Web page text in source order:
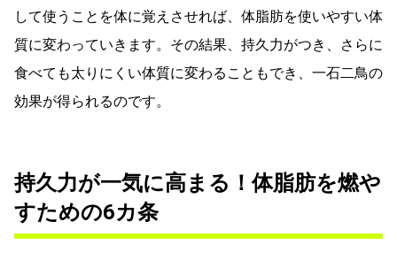
して使うことを体に覚えさせれば、体脂肪を使いやすい体
質に変わっていきます。その結果、持久力がつき、さらに
食べても太りにくい体質に変わることもでき、一石二鳥の
効果が得られるのです。
持久力が一気に高まる！体脂肪を燃や
すための6カ条